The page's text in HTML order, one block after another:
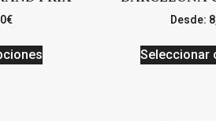
€ Desde:
Seleccionar